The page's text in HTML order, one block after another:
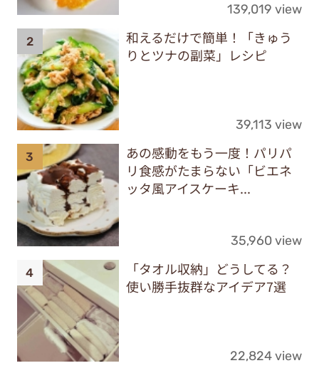
139,019 view
和えるだけで簡単！「きゅう
りとツナの副菜」レシピ
39,113 view
あの感動をもう一度！パリパ
リ食感がたまらない「ビエネ
ッタ風アイスケーキ...
35,960 view
「タオル収納」どうしてる？
使い勝手抜群なアイデア7選
22,824 view